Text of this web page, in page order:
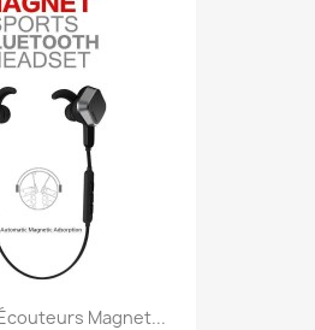
Magnet...